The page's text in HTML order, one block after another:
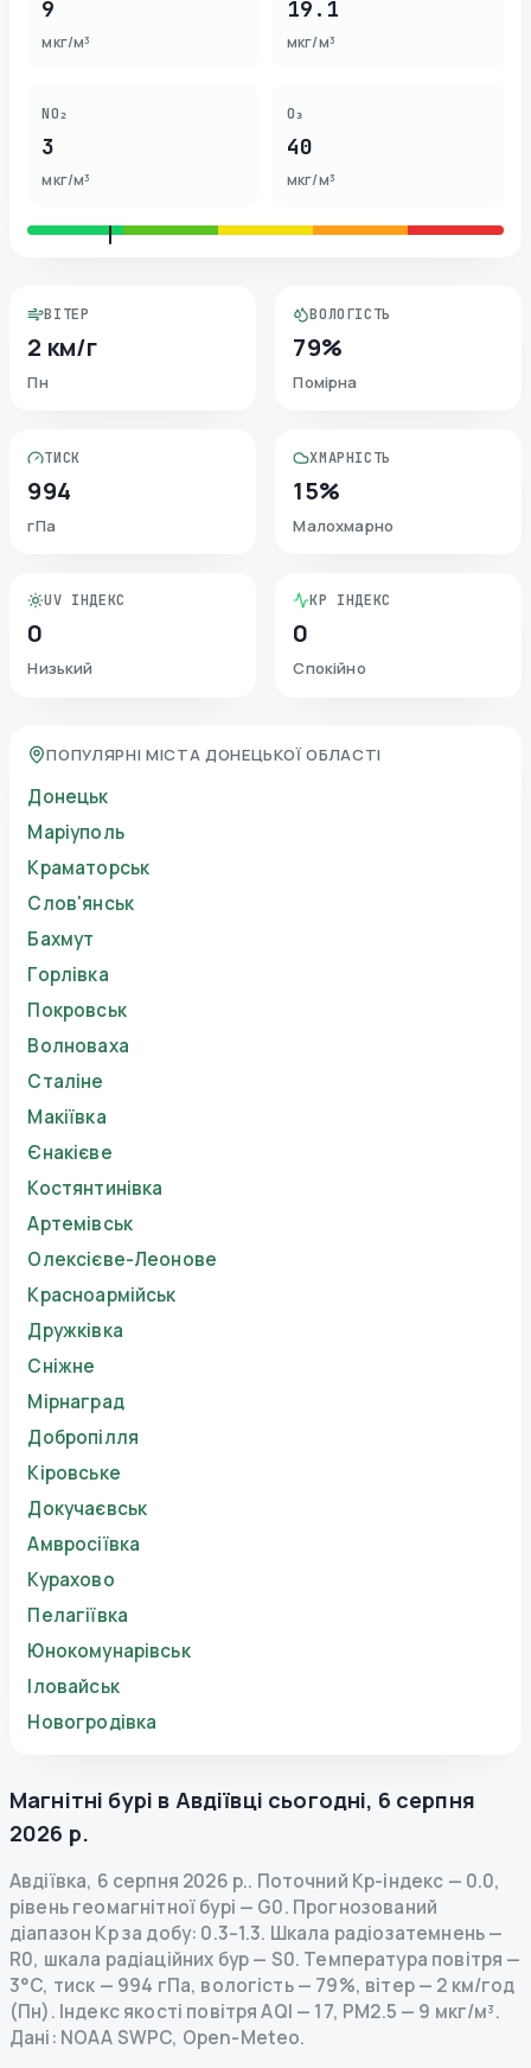
9
мкг/м³
19.1
мкг/м³
NO₂
3
мкг/м³
O₃
40
мкг/м³
ВІТЕР
2 км/г
Пн
ВОЛОГІСТЬ
79%
Помірна
ТИСК
994
гПа
ХМАРНІСТЬ
15%
Малохмарно
UV ІНДЕКС
0
Низький
KP ІНДЕКС
0
Спокійно
ПОПУЛЯРНІ МІСТА ДОНЕЦЬКОЇ ОБЛАСТІ
Донецьк
Маріуполь
Краматорськ
Слов'янськ
Бахмут
Горлівка
Покровськ
Волноваха
Сталіне
Макіївка
Єнакієве
Костянтинівка
Артемівськ
Олексієве-Леонове
Красноармійськ
Дружківка
Сніжне
Мірнаград
Добропілля
Кіровське
Докучаєвськ
Амвросіївка
Курахово
Пелагіївка
Юнокомунарівськ
Іловайськ
Новогродівка
Магнітні бурі в Авдіївці сьогодні, 6 серпня
2026 р.
Авдіївка, 6 серпня 2026 р.. Поточний Kp-індекс — 0.0,
рівень геомагнітної бурі — G0. Прогнозований
діапазон Kp за добу: 0.3–1.3. Шкала радіозатемнень—
R0, шкала радіаційних бур— S0. Температура повітря —
3°C, тиск — 994 гПа, вологість — 79%, вітер — 2 км/год
(Пн). Індекс якості повітря AQI — 17, PM2.5 — 9 мкг/м³.
Дані: NOAA SWPC, Open-Meteo.